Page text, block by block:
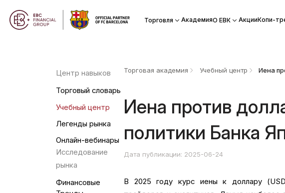
Торговля АкадемияО ЕВК АкцииКопи-
Центр навыков
Торговый словарь
Учебный центр
Легенды рынка
Онлайн-вебинары
Исследование
рынка
Финансовые
Торговая академия Учебный центр
Иена против
политики Банка
Дата публикации: 2025-06-24
В 2025 году курс иены к доллару